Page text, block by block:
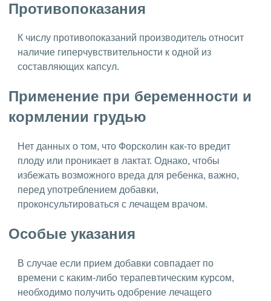
Противопоказания
К числу противопоказаний производитель относит
наличие гиперчувствительности к одной из
составляющих капсул.
Применение при беременности и
кормлении грудью
Нет данных о том, что Форсколин как-то вредит
плоду или проникает в лактат. Однако, чтобы
избежать возможного вреда для ребенка, важно,
перед употреблением добавки,
проконсультироваться с лечащем врачом.
Особые указания
В случае если прием добавки совпадает по
времени с каким-либо терапевтическим курсом,
необходимо получить одобрение лечащего